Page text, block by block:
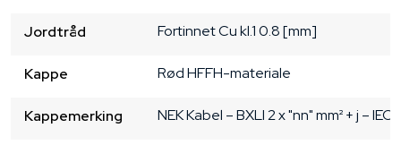
Jordtråd Fortinnet Cukl.10.8 [mm]
Kappe RødHFFH-materiale
Kappemerking NEK Kabel – BXLI 2 x "nn" mm² + j –